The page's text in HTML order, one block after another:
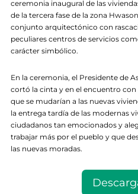
ceremonia inaugural de las
de la tercera fase de la zona
conjunto arquitectónico con
peculiares centros de servicios
carácter simbólico.
En la ceremonia, el Presidente de
cortó la cinta y en el encuentro
que se mudarían a las nuevas
la entrega tardía de las modernas
ciudadanos tan emocionados y
trabajar más por el pueblo y que
las nuevas moradas.